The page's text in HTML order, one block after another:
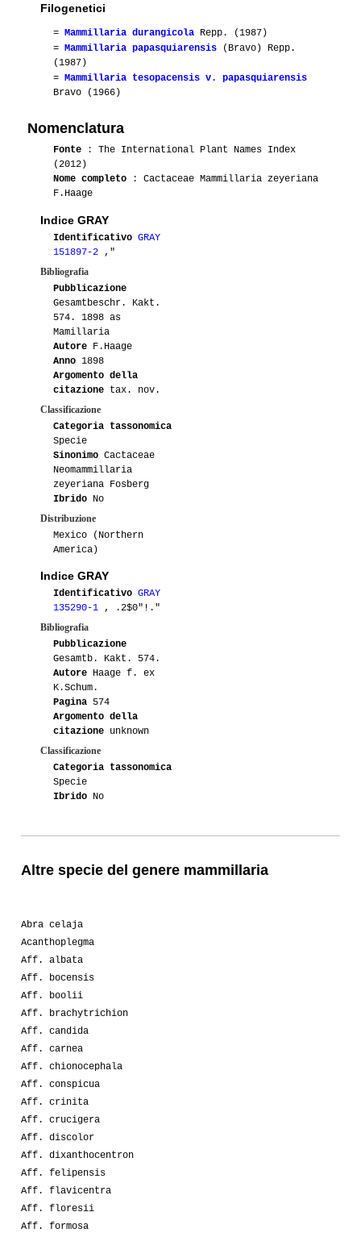
Filogenetici
= Mammillaria durangicola Repp. (1987)
= Mammillaria papasquiarensis (Bravo) Repp.
(1987)
= Mammillaria tesopacensis v. papasquiarensis
Bravo (1966)
Nomenclatura
Fonte : The International Plant Names Index
(2012)
Nome completo : Cactaceae Mammillaria zeyeriana
F.Haage
Indice GRAY
Identificativo GRAY
151897-2 ,"
Bibliografia
Pubblicazione
Gesamtbeschr. Kakt.
574. 1898 as
Mamillaria
Autore F.Haage
Anno 1898
Argomento della
citazione tax. nov.
Classificazione
Categoria tassonomica
Specie
Sinonimo Cactaceae
Neomammillaria
zeyeriana Fosberg
Ibrido No
Distribuzione
Mexico (Northern
America)
Indice GRAY
Identificativo GRAY
135290-1 , .2$0"!."
Bibliografia
Pubblicazione
Gesamtb. Kakt. 574.
Autore Haage f. ex
K.Schum.
Pagina 574
Argomento della
citazione unknown
Classificazione
Categoria tassonomica
Specie
Ibrido No
Altre specie del genere mammillaria
Abra celaja
Acanthoplegma
Aff. albata
Aff. bocensis
Aff. boolii
Aff. brachytrichion
Aff. candida
Aff. carnea
Aff. chionocephala
Aff. conspicua
Aff. crinita
Aff. crucigera
Aff. discolor
Aff. dixanthocentron
Aff. felipensis
Aff. flavicentra
Aff. floresii
Aff. formosa